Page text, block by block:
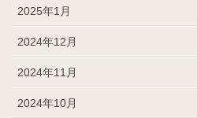
2025年1月
2024年12月
2024年11月
2024年10月